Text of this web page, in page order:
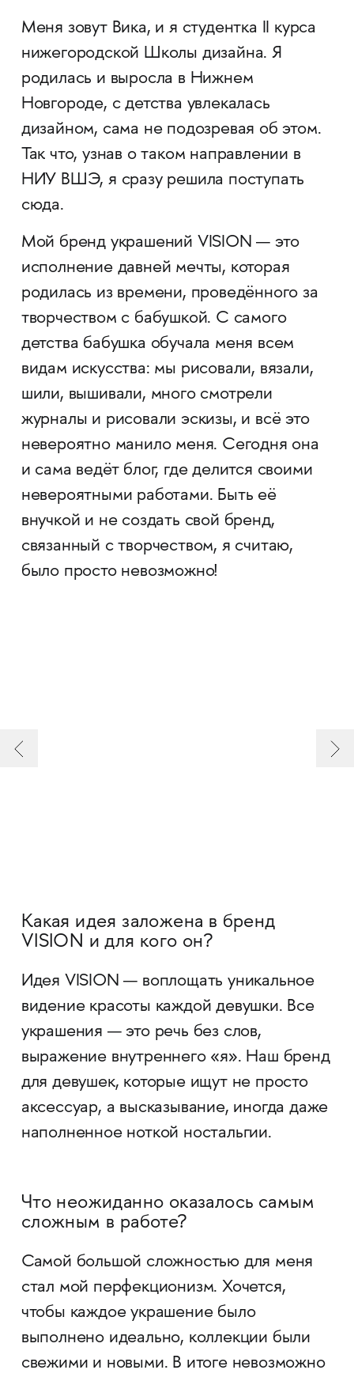
Меня зовут Вика, и я студентка II курса
нижегородской Школы дизайна. Я
родилась и выросла в Нижнем
Новгороде, с детства увлекалась
дизайном, сама не подозревая об этом.
Так что, узнав о таком направлении в
НИУ ВШЭ, я сразу решила поступать
сюда.
Мой бренд украшений VISION — это
исполнение давней мечты, которая
родилась из времени, проведённого за
творчеством с бабушкой. С самого
детства бабушка обучала меня всем
видам искусства: мы рисовали, вязали,
шили, вышивали, много смотрели
журналы и рисовали эскизы, и всё это
невероятно манило меня. Сегодня она
и сама ведёт блог, где делится своими
невероятными работами. Быть её
внучкой и не создать свой бренд,
связанный с творчеством, я считаю,
было просто невозможно!
Какая идея заложена в бренд
VISION и для кого он?
Идея VISION — воплощать уникальное
видение красоты каждой девушки. Все
украшения — это речь без слов,
выражение внутреннего «я». Наш бренд
для девушек, которые ищут не просто
аксессуар, а высказывание, иногда даже
наполненное ноткой ностальгии.
Что неожиданно оказалось самым
сложным в работе?
Самой большой сложностью для меня
стал мой перфекционизм. Хочется,
чтобы каждое украшение было
выполнено идеально, коллекции были
свежими и новыми. В итоге невозможно